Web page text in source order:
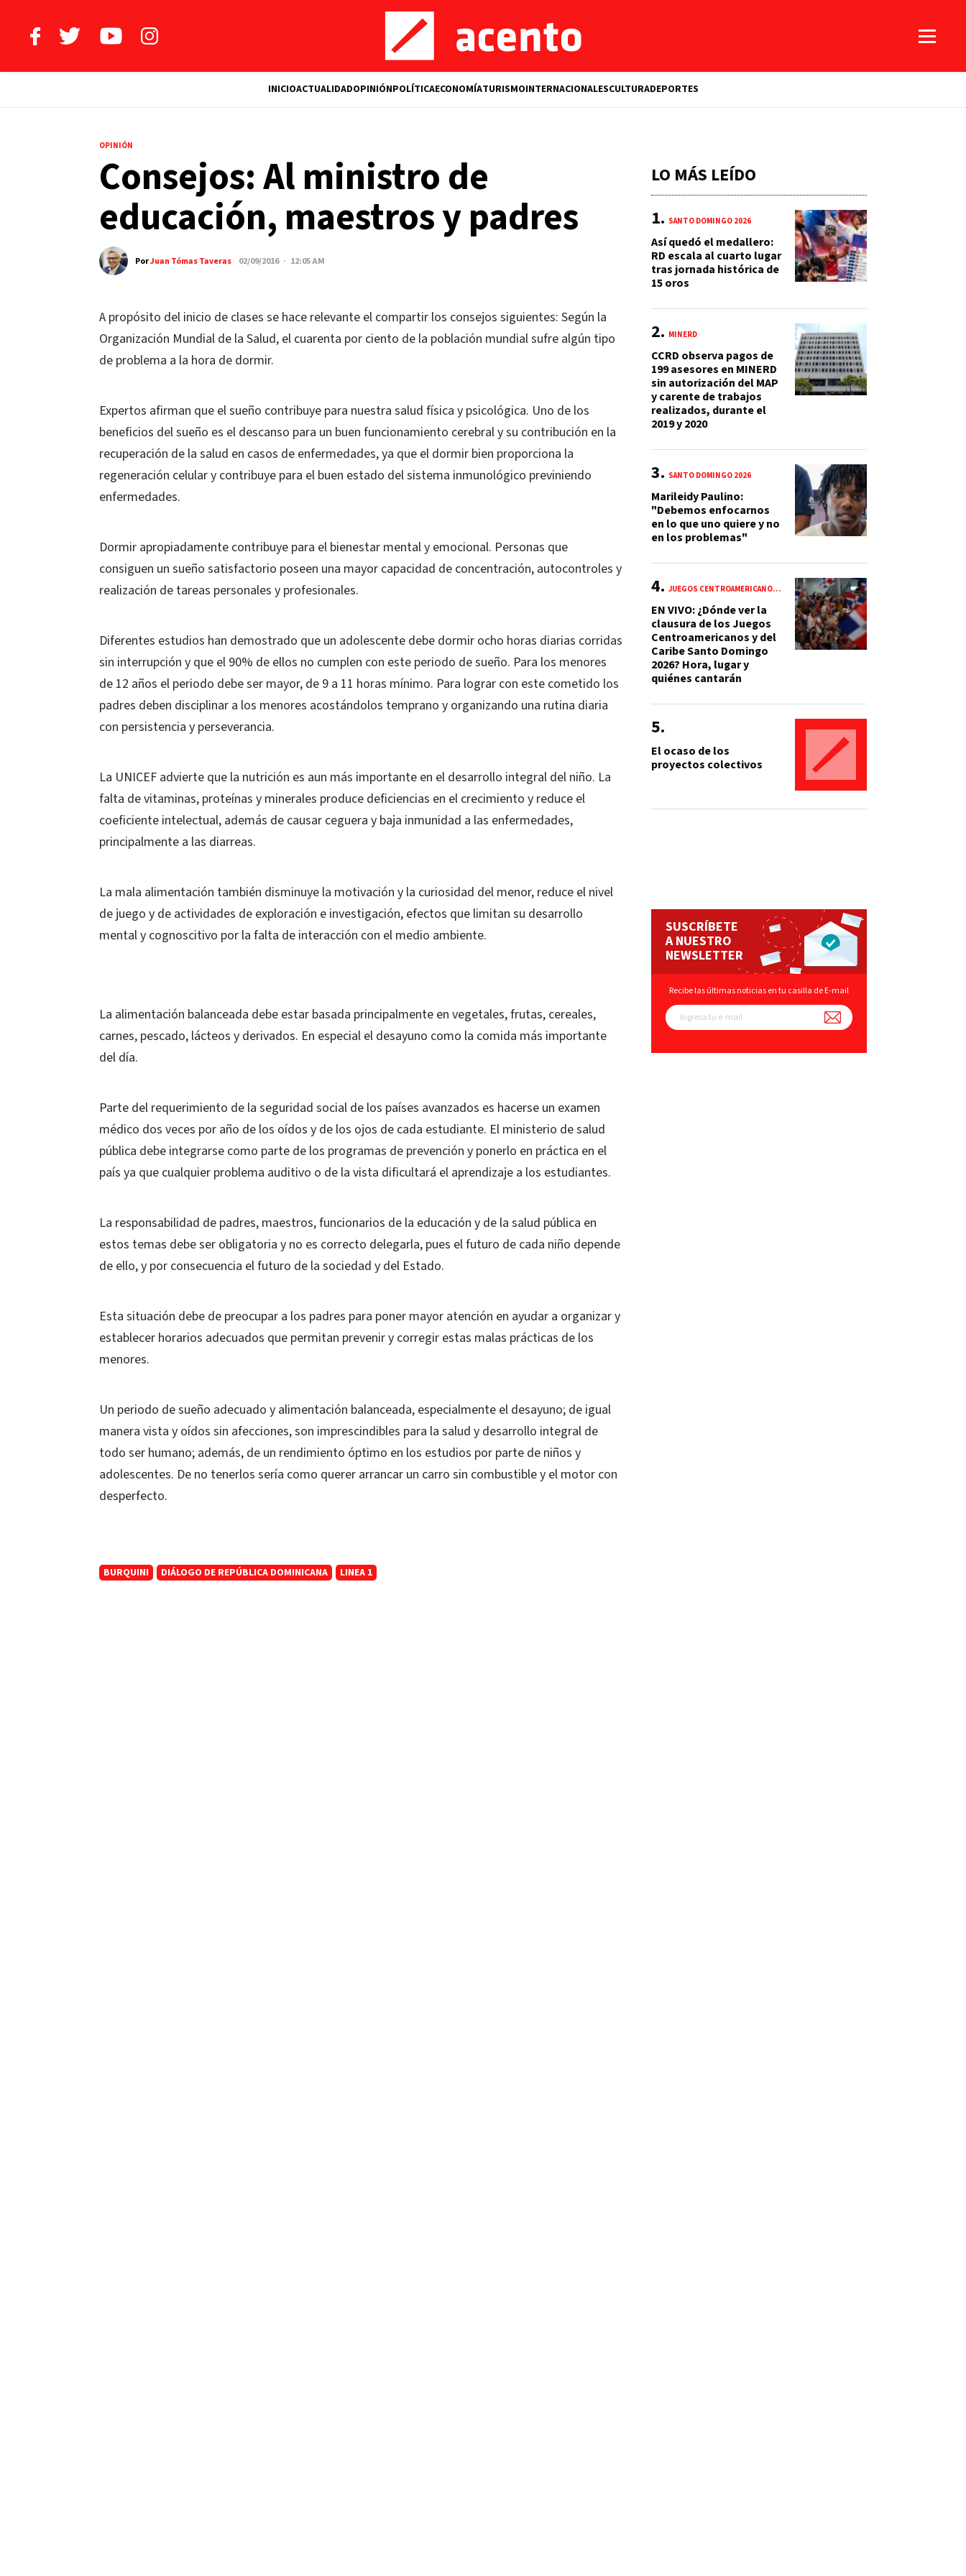
INICIOACTUALIDADOPINIÓNPOLÍTICAECONOMÍATURISMOINTERNACIONALESCULTURADEPORTES
OPINIÓN
Consejos: Al ministro de
educación, maestros y padres
PorJuan Tómas Taveras 02/09/2016 · 12:05 AM
A propósito del inicio de clases se hace relevante el compartir los consejos siguientes: Según la
Organización Mundial de la Salud, el cuarenta por ciento de la población mundial sufre algún tipo
de problema a la hora de dormir.
Expertos afirman que el sueño contribuye para nuestra salud física y psicológica. Uno de los
beneficios del sueño es el descanso para un buen funcionamiento cerebral y su contribución en la
recuperación de la salud en casos de enfermedades, ya que el dormir bien proporciona la
regeneración celular y contribuye para el buen estado del sistema inmunológico previniendo
enfermedades.
Dormir apropiadamente contribuye para el bienestar mental y emocional. Personas que
consiguen un sueño satisfactorio poseen una mayor capacidad de concentración, autocontroles y
realización de tareas personales y profesionales.
Diferentes estudios han demostrado que un adolescente debe dormir ocho horas diarias corridas
sin interrupción y que el 90% de ellos no cumplen con este periodo de sueño. Para los menores
de 12 años el periodo debe ser mayor, de 9 a 11 horas mínimo. Para lograr con este cometido los
padres deben disciplinar a los menores acostándolos temprano y organizando una rutina diaria
con persistencia y perseverancia.
La UNICEF advierte que la nutrición es aun más importante en el desarrollo integral del niño. La
falta de vitaminas, proteínas y minerales produce deficiencias en el crecimiento y reduce el
coeficiente intelectual, además de causar ceguera y baja inmunidad a las enfermedades,
principalmente a las diarreas.
La mala alimentación también disminuye la motivación y la curiosidad del menor, reduce el nivel
de juego y de actividades de exploración e investigación, efectos que limitan su desarrollo
mental y cognoscitivo por la falta de interacción con el medio ambiente.
La alimentación balanceada debe estar basada principalmente en vegetales, frutas, cereales,
carnes, pescado, lácteos y derivados. En especial el desayuno como la comida más importante
del día.
Parte del requerimiento de la seguridad social de los países avanzados es hacerse un examen
médico dos veces por año de los oídos y de los ojos de cada estudiante. El ministerio de salud
pública debe integrarse como parte de los programas de prevención y ponerlo en práctica en el
país ya que cualquier problema auditivo o de la vista dificultará el aprendizaje a los estudiantes.
La responsabilidad de padres, maestros, funcionarios de la educación y de la salud pública en
estos temas debe ser obligatoria y no es correcto delegarla, pues el futuro de cada niño depende
de ello, y por consecuencia el futuro de la sociedad y del Estado.
Esta situación debe de preocupar a los padres para poner mayor atención en ayudar a organizar y
establecer horarios adecuados que permitan prevenir y corregir estas malas prácticas de los
menores.
Un periodo de sueño adecuado y alimentación balanceada, especialmente el desayuno; de igual
manera vista y oídos sin afecciones, son imprescindibles para la salud y desarrollo integral de
todo ser humano; además, de un rendimiento óptimo en los estudios por parte de niños y
adolescentes. De no tenerlos sería como querer arrancar un carro sin combustible y el motor con
desperfecto.
BURQUINI DIÁLOGO DE REPÚBLICA DOMINICANA LINEA 1
LO MÁS LEÍDO
SANTO DOMINGO 2026
Así quedó el medallero:
RD escala al cuarto lugar
tras jornada histórica de
15 oros
MINERD
CCRD observa pagos de
199 asesores en MINERD
sin autorización del MAP
y carente de trabajos
realizados, durante el
2019 y 2020
SANTO DOMINGO 2026
Marileidy Paulino:
"Debemos enfocarnos
en lo que uno quiere y no
en los problemas"
JUEGOS CENTROAMERICANOS Y DEL CARIBE 2026
EN VIVO: ¿Dónde ver la
clausura de los Juegos
Centroamericanos y del
Caribe Santo Domingo
2026? Hora, lugar y
quiénes cantarán
El ocaso de los
proyectos colectivos
SUSCRÍBETE
A NUESTRO
NEWSLETTER
Recibe las últimas noticias en tu casilla de E-mail